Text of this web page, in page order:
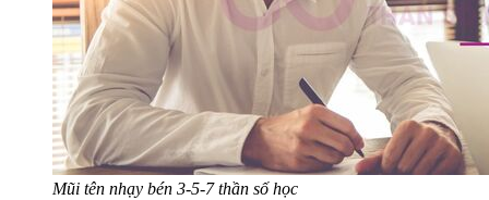
Mũi tên nhạy bén 3-5-7 thần số học